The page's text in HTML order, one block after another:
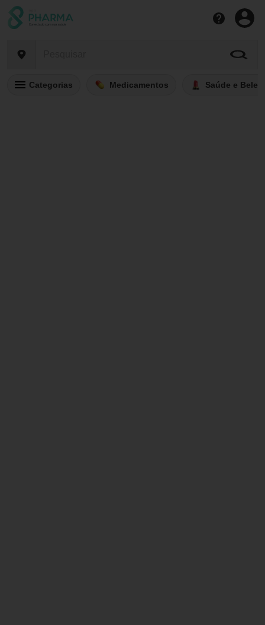
Categorias Medicamentos Saúde e